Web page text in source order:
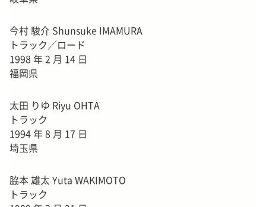
今村 駿介 Shunsuke IMAMURA
トラック／ロード
1998 年 2 月 14 日
福岡県
太田 りゆ Riyu OHTA
トラック
1994 年 8 月 17 日
埼玉県
脇本 雄太 Yuta WAKIMOTO
トラック